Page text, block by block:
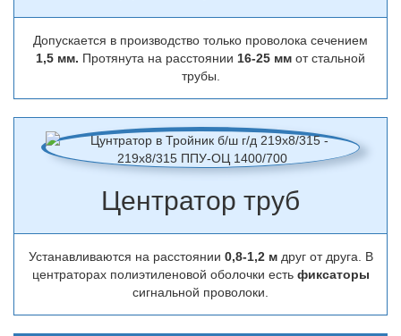
Допускается в производство только проволока сечением
1,5 мм. Протянута на расстоянии 16-25 мм от стальной
трубы.
Центратор труб
Устанавливаются на расстоянии 0,8-1,2 м друг от друга. В
центраторах полиэтиленовой оболочки есть фиксаторы
сигнальной проволоки.